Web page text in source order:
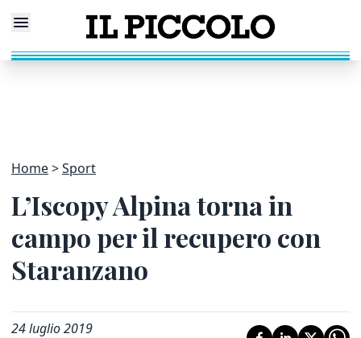
Home Sport
L’Iscopy Alpina torna in
campo per il recupero con
Staranzano
24 luglio 2019